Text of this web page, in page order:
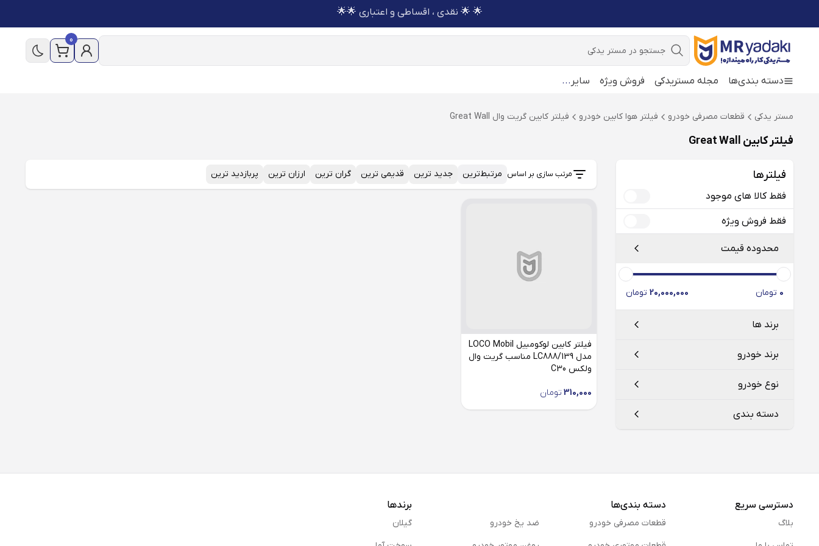
🌟 🌟 نقدی ، اقساطی و اعتباری 🌟🌟
جستجو
0
دسته بندی‌ها مجله مستریدکی فروش ویژه سایر ...
مستر یدکی قطعات مصرفی خودرو فیلتر هوا کابین خودرو فیلتر کابین گریت وال Great Wall
فیلتر کابین Great Wall
فیلترها
فقط کالا های موجود
فقط فروش ویژه
محدوده قیمت
0 تومان 20,000,000 تومان
برند ها
لوکو موبیل LOCO Mobil
برند خودرو
نوع خودرو
دسته بندی
مرتب سازی بر اساس مرتبط‌ترین جدید ترین قدیمی ترین گران ترین ارزان ترین پربازدید ترین
فیلتر کابین لوکومبیل LOCO Mobil
مدل LC888/139 مناسب گریت وال
ولکس C30
310,000 تومان
دسترسی سریع
بلاگ
دسته بندی‌ها
قطعات مصرفی خودرو
ضد یخ خودرو
برندها
گیلان